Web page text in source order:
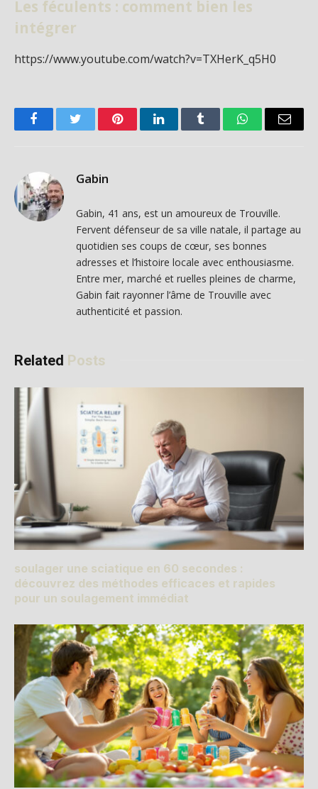
Les féculents : comment bien les
intégrer
https://www.youtube.com/watch?v=TXHerK_q5H0
FacebookTwitter PinterestLinkedInTumblr WhatsAppEmail
Gabin
Gabin, 41 ans, est un amoureux de Trouville.
Fervent défenseur de sa ville natale, il partage au
quotidien ses coups de cœur, ses bonnes
adresses et l’histoire locale avec enthousiasme.
Entre mer, marché et ruelles pleines de charme,
Gabin fait rayonner l’âme de Trouville avec
authenticité et passion.
Related Posts
soulager une sciatique en 60 secondes :
découvrez des méthodes efficaces et rapides
pour un soulagement immédiat